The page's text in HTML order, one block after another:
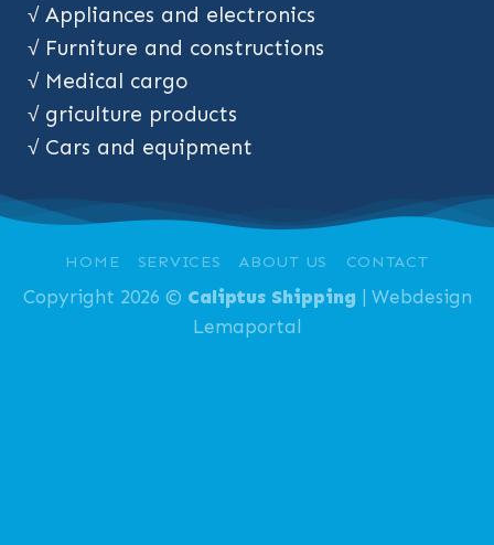
√ Appliances and electronics
√ Furniture and constructions
√ Medical cargo
√ griculture products
√ Cars and equipment
HOME SERVICES ABOUT US CONTACT
Copyright 2026 © Caliptus Shipping | Webdesign
Lemaportal